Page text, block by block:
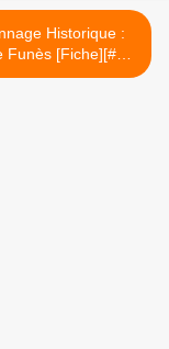
Historique :
Funès [Fiche][#19]
>